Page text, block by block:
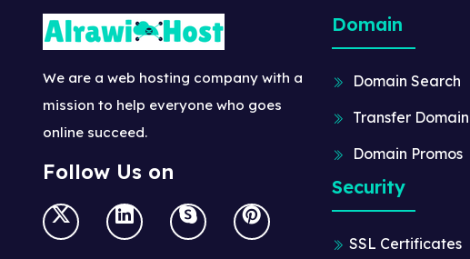
We are a web hosting company with a
mission to help everyone who goes
online succeed.
Follow Us on
Domain
Domain Search
Transfer Domain
Domain Promos
Security
SSL Certificates